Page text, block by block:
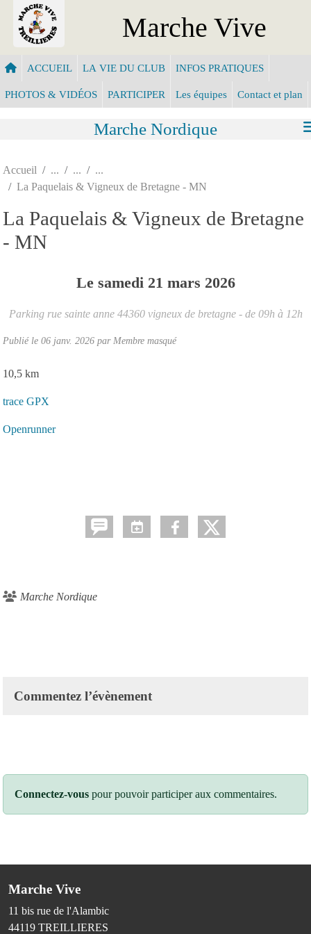
Marche Vive
ACCUEIL LA VIE DU CLUB INFOS PRATIQUES
PHOTOS & VIDÉOS PARTICIPER Les équipes Contact et plan
Marche Nordique
Accueil
La Paquelais & Vigneux de Bretagne - MN
La Paquelais & Vigneux de Bretagne
- MN
Le samedi 21 mars 2026
Parking rue sainte anne 44360 vigneux de bretagne - de 09h à 12h
Publié le 06 janv. 2026 par Membre masqué
10,5 km
trace GPX
Openrunner
Marche Nordique
Commentez l’évènement
Connectez-vous pour pouvoir participer aux commentaires.
Marche Vive
11 bis rue de l'Alambic
44119 TREILLIERES
Panneau de gestion des cookies